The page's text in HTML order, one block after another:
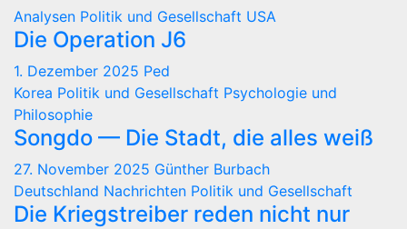
Analysen Politik und Gesellschaft USA
Die Operation J6
1. Dezember 2025 Ped
Korea Politik und Gesellschaft Psychologie und
Philosophie
Songdo — Die Stadt, die alles weiß
27. November 2025 Günther Burbach
Deutschland Nachrichten Politik und Gesellschaft
Die Kriegstreiber reden nicht nur